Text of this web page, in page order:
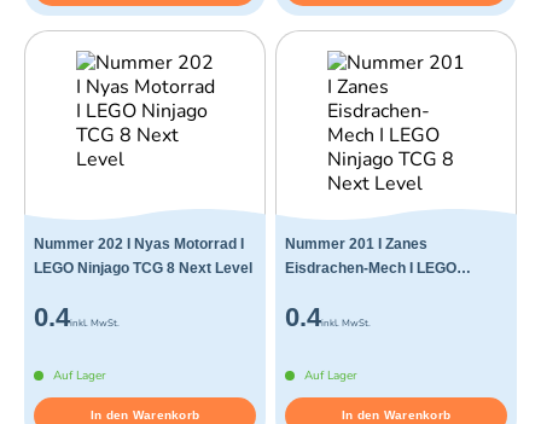
Nummer 202 I Nyas Motorrad I
LEGO Ninjago TCG 8 Next Level
0.4inkl. MwSt.
Auf Lager
In den Warenkorb
Nummer 201 I Zanes
Eisdrachen-Mech I LEGO
0.4inkl. MwSt.
Auf Lager
In den Warenkorb